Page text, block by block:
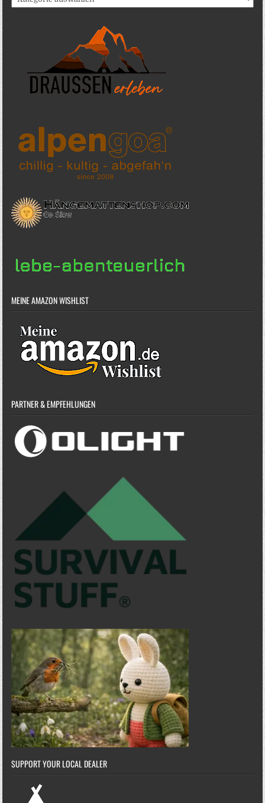
MEINE AMAZON WISHLIST
PARTNER & EMPFEHLUNGEN
SUPPORT YOUR LOCAL DEALER